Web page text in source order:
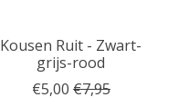
Kousen Ruit - Zwart-
grijs-rood
€5,00 €7,95